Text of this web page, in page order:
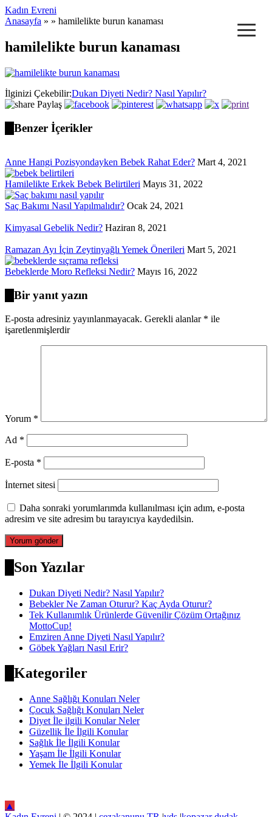
Kadın Evreni ≡
Anasayfa » » hamilelikte burun kanaması
hamilelikte burun kanaması
İlginizi Çekebilir:Dukan Diyeti Nedir? Nasıl Yapılır?
Paylaş
Benzer İçerikler
Anne Hangi Pozisyondayken Bebek Rahat Eder? Mart 4, 2021
Hamilelikte Erkek Bebek Belirtileri Mayıs 31, 2022
Saç Bakımı Nasıl Yapılmalıdır? Ocak 24, 2021
Kimyasal Gebelik Nedir? Haziran 8, 2021
Ramazan Ayı İçin Zeytinyağlı Yemek Önerileri Mart 5, 2021
Bebeklerde Moro Refleksi Nedir? Mayıs 16, 2022
Bir yanıt yazın
E-posta adresiniz yayınlanmayacak. Gerekli alanlar * ile
işaretlenmişlerdir
Yorum *
Ad *
E-posta *
İnternet sitesi
Daha sonraki yorumlarımda kullanılması için adım, e-posta
adresim ve site adresim bu tarayıcıya kaydedilsin.
Son Yazılar
Dukan Diyeti Nedir? Nasıl Yapılır?
Bebekler Ne Zaman Oturur? Kaç Ayda Oturur?
Tek Kullanımlık Ürünlerde Güvenilir Çözüm Ortağınız
MottoCup!
Emziren Anne Diyeti Nasıl Yapılır?
Göbek Yağları Nasıl Erir?
Kategoriler
Anne Sağlığı Konuları Neler
Çocuk Sağlığı Konuları Neler
Diyet İle ilgili Konular Neler
Güzellik İle İlgili Konular
Sağlık İle İlgili Konular
Yaşam İle İlgili Konular
Yemek İle İlgili Konular
▲